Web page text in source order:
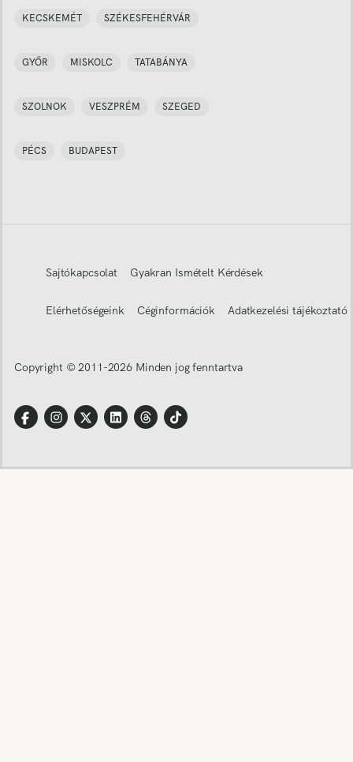
KECSKEMÉT SZÉKESFEHÉRVÁR
GYŐR MISKOLC TATABÁNYA
SZOLNOK VESZPRÉM SZEGED
PÉCS BUDAPEST
Sajtókapcsolat Gyakran Ismételt Kérdések
Elérhetőségeink Céginformációk Adatkezelési tájékoztató
Copyright © 2011-2026 Minden jog fenntartva